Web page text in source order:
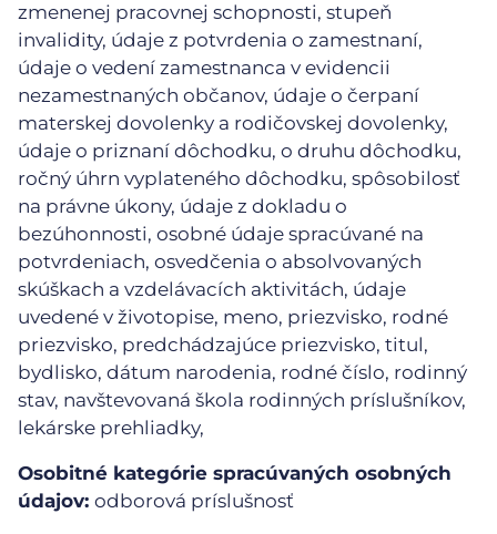
zmenenej pracovnej schopnosti, stupeň
invalidity, údaje z potvrdenia o zamestnaní,
údaje o vedení zamestnanca v evidencii
nezamestnaných občanov, údaje o čerpaní
materskej dovolenky a rodičovskej dovolenky,
údaje o priznaní dôchodku, o druhu dôchodku,
ročný úhrn vyplateného dôchodku, spôsobilosť
na právne úkony, údaje z dokladu o
bezúhonnosti, osobné údaje spracúvané na
potvrdeniach, osvedčenia o absolvovaných
skúškach a vzdelávacích aktivitách, údaje
uvedené v životopise, meno, priezvisko, rodné
priezvisko, predchádzajúce priezvisko, titul,
bydlisko, dátum narodenia, rodné číslo, rodinný
stav, navštevovaná škola rodinných príslušníkov,
lekárske prehliadky,
Osobitné kategórie spracúvaných osobných
údajov: odborová príslušnosť